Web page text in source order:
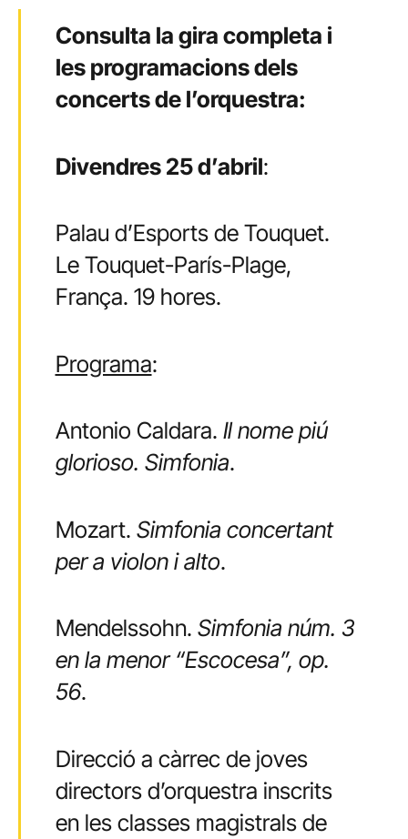
Consulta la gira completa i
les programacions dels
concerts de l’orquestra:
Divendres 25 d’abril:
Palau d’Esports de Touquet.
Le Touquet-París-Plage,
França. 19 hores.
Programa:
Antonio Caldara. Il nome piú
glorioso. Simfonia.
Mozart. Simfonia concertant
per a violon i alto.
Mendelssohn. Simfonia núm. 3
en la menor “Escocesa”, op.
56.
Direcció a càrrec de joves
directors d’orquestra inscrits
en les classes magistrals de